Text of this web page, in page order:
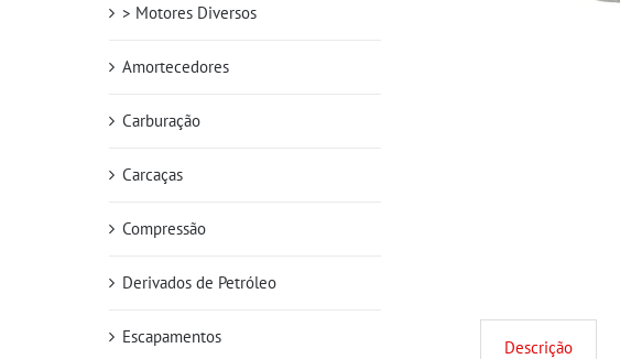
Descrição
> Motores Diversos
Amortecedores
Carburação
Carcaças
Compressão
Derivados de Petróleo
Escapamentos